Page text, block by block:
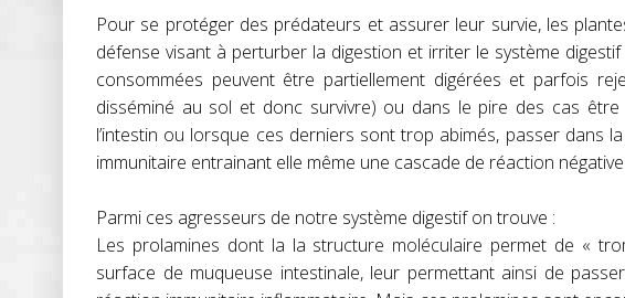
Pour se protéger des prédateurs et assurer leur survie, les
défense visant à perturber la digestion et irriter le système
consommées peuvent être partiellement digérées et parfois
disséminé au sol et donc survivre) ou dans le pire des cas
l’intestin ou lorsque ces derniers sont trop abimés, passer dans
immunitaire entrainant elle même une cascade de réaction
Parmi ces agresseurs de notre système digestif on trouve :
Les prolamines dont la la structure moléculaire permet de «
surface de muqueuse intestinale, leur permettant ainsi de